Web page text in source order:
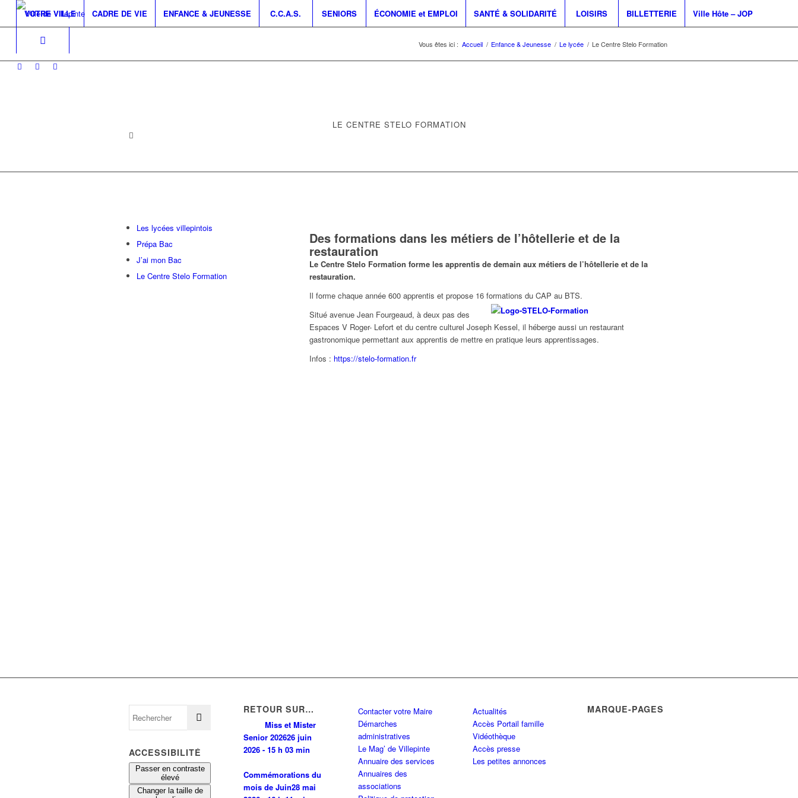
VOTRE VILLE CADRE DE VIE ENFANCE & JEUNESSE C.C.A.S. SENIORS ÉCONOMIE et EMPLOI SANTÉ & SOLIDARITÉ LOISIRS BILLETTERIE Ville Hôte – JOP
Vous êtes ici : Accueil / Enfance & Jeunesse / Le lycée / Le Centre Stelo Formation
LE CENTRE STELO FORMATION
Les lycées villepintois
Prépa Bac
J’ai mon Bac
Le Centre Stelo Formation
Des formations dans les métiers de l’hôtellerie et de la
restauration
Le Centre Stelo Formation forme les apprentis de demain aux métiers de l’hôtellerie et de la
restauration.
Il forme chaque année 600 apprentis et propose 16 formations du CAP au BTS.
Situé avenue Jean Fourgeaud, à deux pas des
Espaces V Roger- Lefort et du centre culturel Joseph Kessel, il héberge aussi un restaurant
gastronomique permettant aux apprentis de mettre en pratique leurs apprentissages.
Infos : https://stelo-formation.fr
ACCESSIBILITÉ
Passer en contraste
élevé
Changer la taille de
RETOUR SUR…
Miss et Mister
Senior 202626 juin
2026 - 15 h 03 min
Commémorations du
mois de Juin28 mai
Contacter votre Maire
Démarches
administratives
Le Mag’ de Villepinte
Annuaire des services
Annuaires des
associations
Actualités
Accès Portail famille
Vidéothèque
Accès presse
Les petites annonces
MARQUE-PAGES